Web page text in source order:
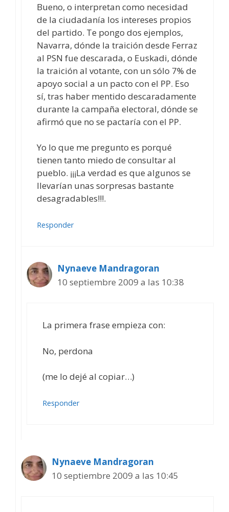
Bueno, o interpretan como necesidad
de la ciudadanía los intereses propios
del partido. Te pongo dos ejemplos,
Navarra, dónde la traición desde Ferraz
al PSN fue descarada, o Euskadi, dónde
la traición al votante, con un sólo 7% de
apoyo social a un pacto con el PP. Eso
sí, tras haber mentido descaradamente
durante la campaña electoral, dónde se
afirmó que no se pactaría con el PP.
Yo lo que me pregunto es porqué
tienen tanto miedo de consultar al
pueblo. ¡¡¡La verdad es que algunos se
llevarían unas sorpresas bastante
desagradables!!!.
Responder
Nynaeve Mandragoran
10 septiembre 2009 a las 10:38
La primera frase empieza con:
No, perdona
(me lo dejé al copiar…)
Responder
Nynaeve Mandragoran
10 septiembre 2009 a las 10:45